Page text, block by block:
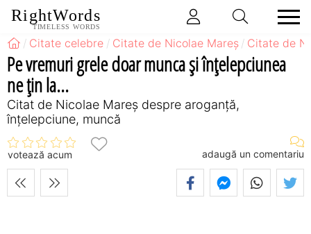
RightWords
TIMELESS WORDS
Citate celebre Citate de Nicolae Mareș Citate de
Pe vremuri grele doar munca și înțelepciunea
ne țin la...
Citat de Nicolae Mareș despre aroganță,
înțelepciune, muncă
votează acum adaugă un comentariu